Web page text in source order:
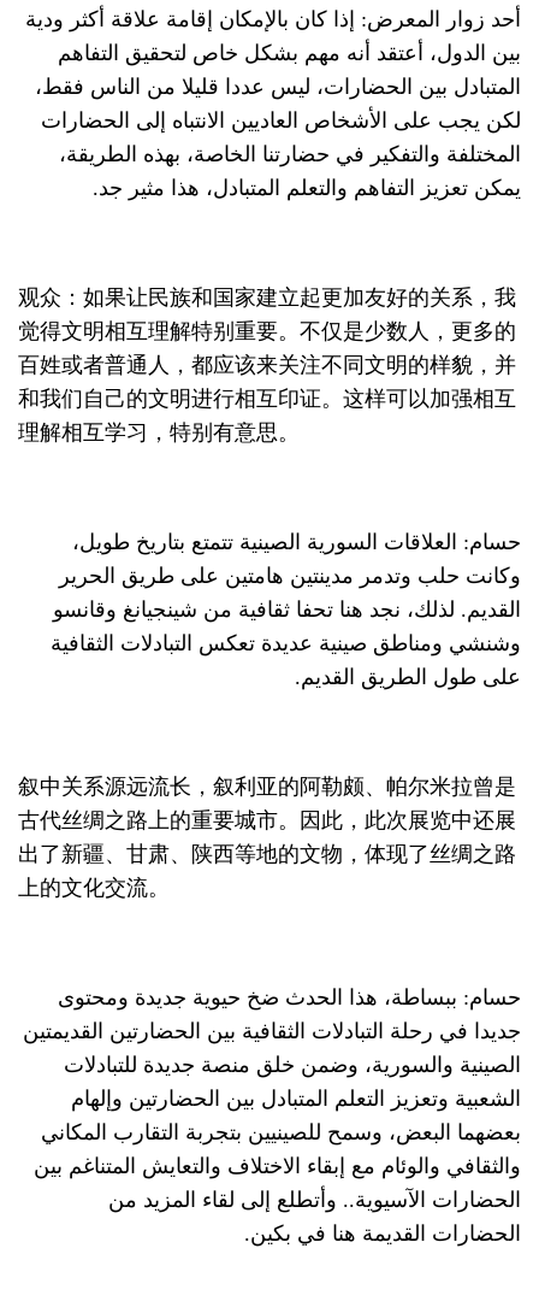
أحد زوار المعرض: إذا كان بالإمكان إقامة علاقة أكثر ودية
بين الدول، أعتقد أنه مهم بشكل خاص لتحقيق التفاهم
المتبادل بين الحضارات، ليس عددا قليلا من الناس فقط،
لكن يجب على الأشخاص العاديين الانتباه إلى الحضارات
المختلفة والتفكير في حضارتنا الخاصة، بهذه الطريقة،
يمكن تعزيز التفاهم والتعلم المتبادل، هذا مثير جد.
观众：如果让民族和国家建立起更加友好的关系，我
觉得文明相互理解特别重要。不仅是少数人，更多的
百姓或者普通人，都应该来关注不同文明的样貌，并
和我们自己的文明进行相互印证。这样可以加强相互
理解相互学习，特别有意思。
حسام: العلاقات السورية الصينية تتمتع بتاريخ طويل،
وكانت حلب وتدمر مدينتين هامتين على طريق الحرير
القديم. لذلك، نجد هنا تحفا ثقافية من شينجيانغ وقانسو
وشنشي ومناطق صينية عديدة تعكس التبادلات الثقافية
على طول الطريق القديم.
叙中关系源远流长，叙利亚的阿勒颇、帕尔米拉曾是
古代丝绸之路上的重要城市。因此，此次展览中还展
出了新疆、甘肃、陕西等地的文物，体现了丝绸之路
上的文化交流。
حسام: ببساطة، هذا الحدث ضخ حيوية جديدة ومحتوى
جديدا في رحلة التبادلات الثقافية بين الحضارتين القديمتين
الصينية والسورية، وضمن خلق منصة جديدة للتبادلات
الشعبية وتعزيز التعلم المتبادل بين الحضارتين وإلهام
بعضهما البعض، وسمح للصينيين بتجربة التقارب المكاني
والثقافي والوئام مع إبقاء الاختلاف والتعايش المتناغم بين
الحضارات الآسيوية.. وأتطلع إلى لقاء المزيد من
الحضارات القديمة هنا في بكين.